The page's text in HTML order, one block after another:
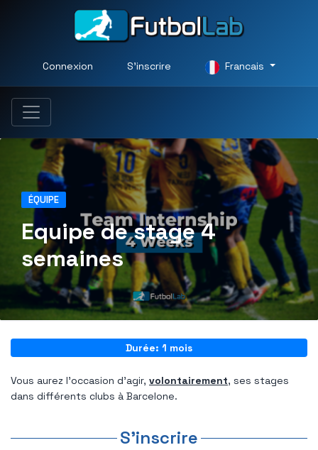
Connexion S'inscrire Francais
ÉQUIPE
Equipe de stage 4
semaines
Durée: 1 mois
Vous aurez l'occasion d'agir, volontairement, ses stages
dans différents clubs à Barcelone.
S'inscrire